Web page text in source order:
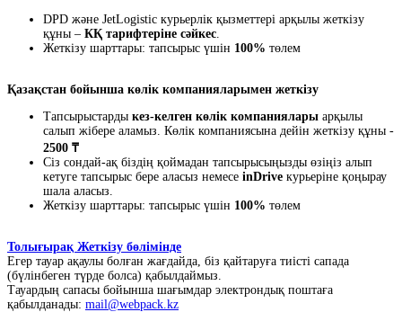
DPD және JetLogistic курьерлік қызметтері арқылы жеткізу
құны – КҚ тарифтеріне сәйкес
Жеткізу шарттары: тапсырыс үшін 100% төлем
Қазақстан бойынша көлік компанияларымен жеткізу
Тапсырыстарды кез-келген көлік компаниялары арқылы
салып жібере аламыз. Көлік компаниясына дейін жеткізу құны -
2500 ₸
Сіз сондай-ақ біздің қоймадан тапсырысыңызды өзіңіз алып
кетуге тапсырыс бере аласыз немесе inDrive курьеріне қоңырау
шала аласыз.
Жеткізу шарттары: тапсырыс үшін 100% төлем
Толығырақ Жеткізу бөлімінде
Егер тауар ақаулы болған жағдайда, біз қайтаруға тиісті сапада
(бүлінбеген түрде болса) қабылдаймыз.
Тауардың сапасы бойынша шағымдар электрондық поштаға
қабылданады: mail@webpack.kz